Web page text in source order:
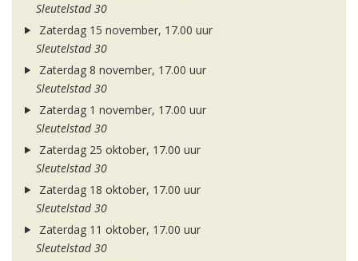
Sleutelstad 30
Zaterdag 15 november, 17.00 uur
Sleutelstad 30
Zaterdag 8 november, 17.00 uur
Sleutelstad 30
Zaterdag 1 november, 17.00 uur
Sleutelstad 30
Zaterdag 25 oktober, 17.00 uur
Sleutelstad 30
Zaterdag 18 oktober, 17.00 uur
Sleutelstad 30
Zaterdag 11 oktober, 17.00 uur
Sleutelstad 30